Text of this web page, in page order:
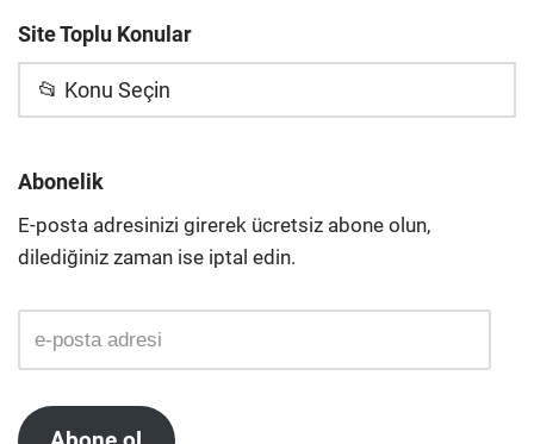
Site Toplu Konular
📂 Konu Seçin
Abonelik
E-posta adresinizi girerek ücretsiz abone olun,
dilediğiniz zaman ise iptal edin.